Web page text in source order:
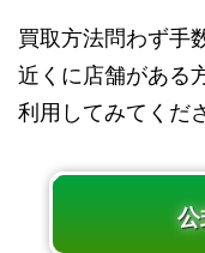
買取方法問わず手
近くに店舗がある
利用してみてくだ
公